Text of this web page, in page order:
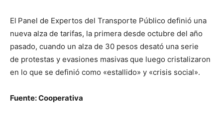
El Panel de Expertos del Transporte Público definió una
nueva alza de tarifas, la primera desde octubre del año
pasado, cuando un alza de 30 pesos desató una serie
de protestas y evasiones masivas que luego cristalizaron
en lo que se definió como «estallido» y «crisis social».
Fuente: Cooperativa